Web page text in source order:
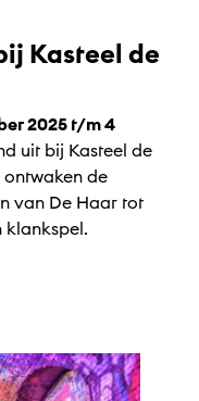
Kasteel de
2025 t/m 4
uit bij Kasteel de
de
van De Haar tot
klankspel.